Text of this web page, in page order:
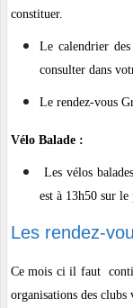
constituer.
Le calendrier
consulter dans
Le rendez-vous
Vélo Balade :
Les vélos
est à 13h50 sur
Les rendez-
Ce mois ci il faut
organisations des clubs